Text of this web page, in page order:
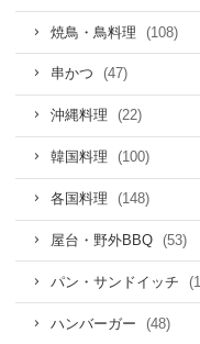
焼鳥・鳥料理 (108)
串かつ (47)
沖縄料理 (22)
韓国料理 (100)
各国料理 (148)
屋台・野外BBQ (53)
パン・サンドイッチ
ハンバーガー (48)